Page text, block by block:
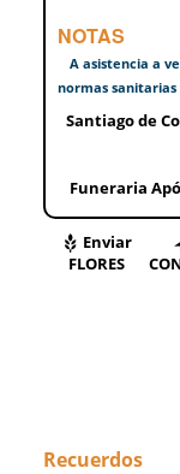
NOTAS
A asistencia a
normas sanitarias
Santiago de
Funeraria
Enviar
FLORES
Recuerdos